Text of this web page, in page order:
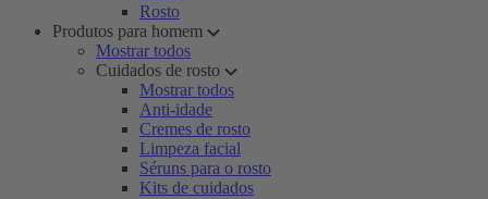
Rosto
Produtos para homem
Mostrar todos
Cuidados de rosto
Mostrar todos
Anti-idade
Cremes de rosto
Limpeza facial
Séruns para o rosto
Kits de cuidados